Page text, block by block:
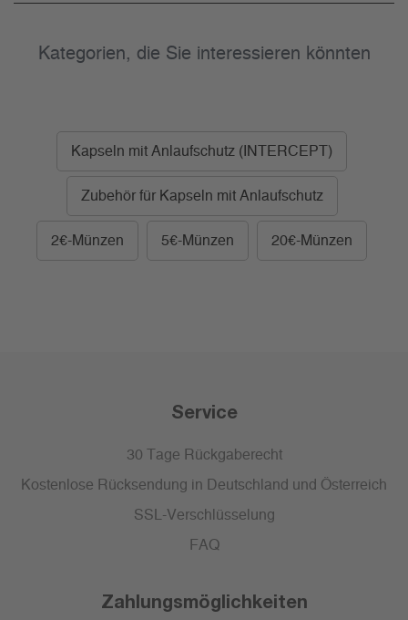
Kategorien, die Sie interessieren könnten
Kapseln mit Anlaufschutz (INTERCEPT)
Zubehör für Kapseln mit Anlaufschutz
2€-Münzen 5€-Münzen 20€-Münzen
Service
30 Tage Rückgaberecht
Kostenlose Rücksendung in Deutschland und Österreich
SSL-Verschlüsselung
FAQ
Zahlungsmöglichkeiten